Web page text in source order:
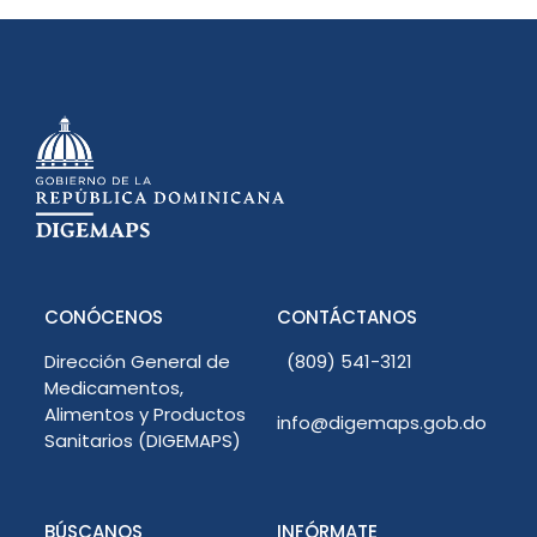
CONÓCENOS
Dirección General de
Medicamentos,
Alimentos y Productos
Sanitarios (DIGEMAPS)
CONTÁCTANOS
(809) 541-3121
info@digemaps.gob.do
BÚSCANOS INFÓRMATE